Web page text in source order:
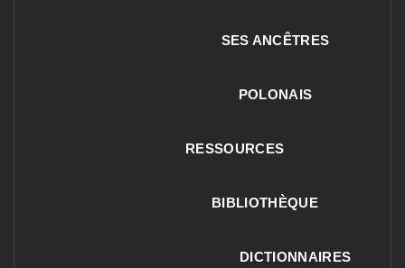
SES ANCÊTRES
POLONAIS
RESSOURCES
BIBLIOTHÈQUE
DICTIONNAIRES